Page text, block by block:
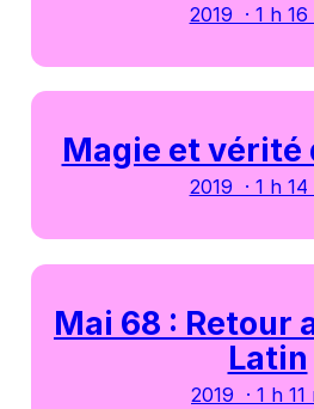
2019 · 1 h 16
Magie et vérité
2019 · 1 h 14
Mai 68 : Retour
Latin
2019 · 1 h 11